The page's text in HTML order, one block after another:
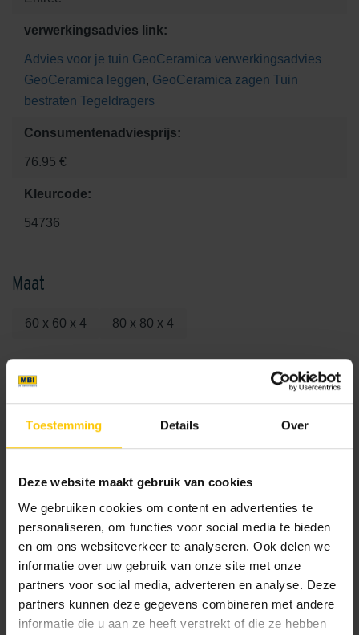
Toestemming Details Over
Deze website maakt gebruik van cookies
We gebruiken cookies om content en advertenties te
personaliseren, om functies voor social media te bieden
en om ons websiteverkeer te analyseren. Ook delen we
informatie over uw gebruik van onze site met onze
partners voor social media, adverteren en analyse. Deze
partners kunnen deze gegevens combineren met andere
informatie die u aan ze heeft verstrekt of die ze hebben
verwerkingsadvies link:
Advies voor je tuin GeoCeramica verwerkingsadvies
GeoCeramica leggen, GeoCeramica zagen Tuin
bestraten Tegeldragers
Consumentenadviesprijs:
76.95 €
Kleurcode:
54736
Maat
60 x 60 x 4 80 x 80 x 4
Kleur
Standaard kleuren